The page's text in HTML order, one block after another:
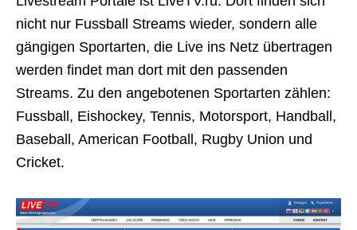
nicht nur Fussball Streams wieder, sondern alle
gängigen Sportarten, die Live ins Netz übertragen
werden findet man dort mit den passenden
Streams. Zu den angebotenen Sportarten zählen:
Fussball, Eishockey, Tennis, Motorsport, Handball,
Baseball, American Football, Rugby Union und
Cricket.